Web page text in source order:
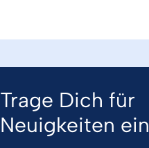
Trage Dich für
Neuigkeiten ein